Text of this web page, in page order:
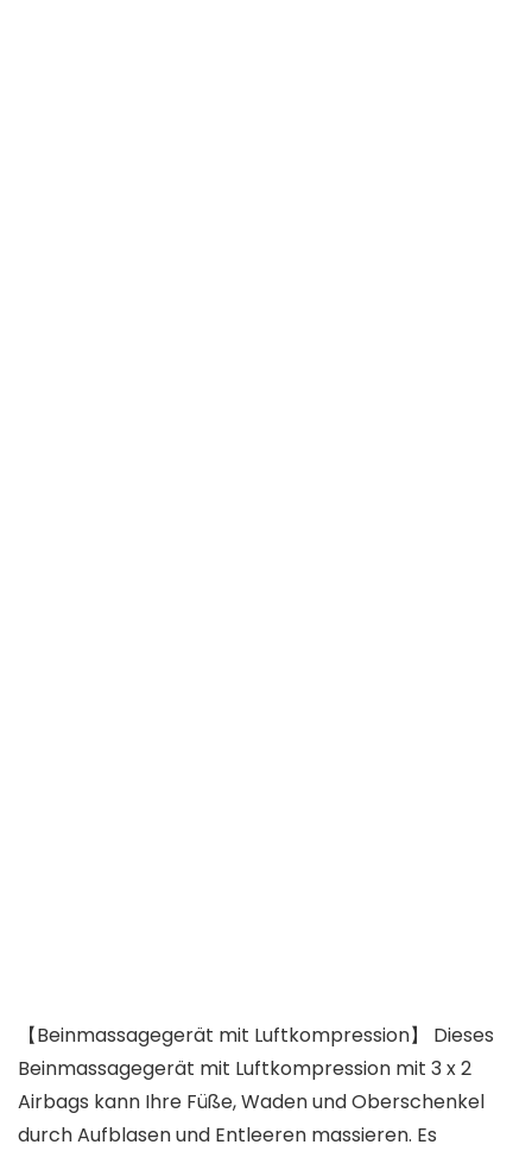
【Beinmassagegerät mit Luftkompression】 Dieses
Beinmassagegerät mit Luftkompression mit 3 x 2
Airbags kann Ihre Füße, Waden und Oberschenkel
durch Aufblasen und Entleeren massieren. Es